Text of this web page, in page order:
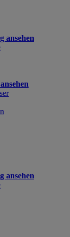
ansehen
ansehen